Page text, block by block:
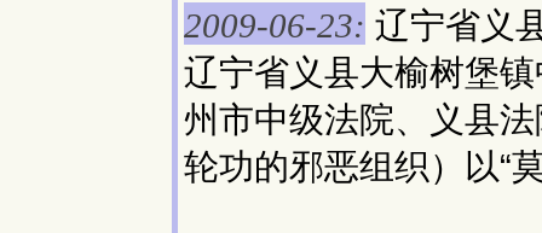
2009-06-23: 辽宁省义
辽宁省义县大榆树堡
州市中级法院、义县
轮功的邪恶组织）以“